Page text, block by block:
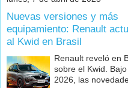
Nuevas versiones y más
equipamiento: Renault
al Kwid en Brasil
Renault reveló en
sobre el Kwid.
2026, las